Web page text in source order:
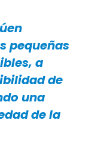
pequeñas
a
de
una
de la